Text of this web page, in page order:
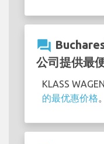
question_answer
公司提供最
KLASS
的最优惠价格。